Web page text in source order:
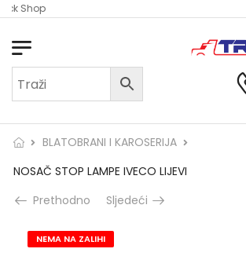
Shop
BLATOBRANI I KAROSERIJA
NOSAČ STOP LAMPE IVECO LIJEVI
Prethodno
Sljedeći
NEMA NA ZALIHI